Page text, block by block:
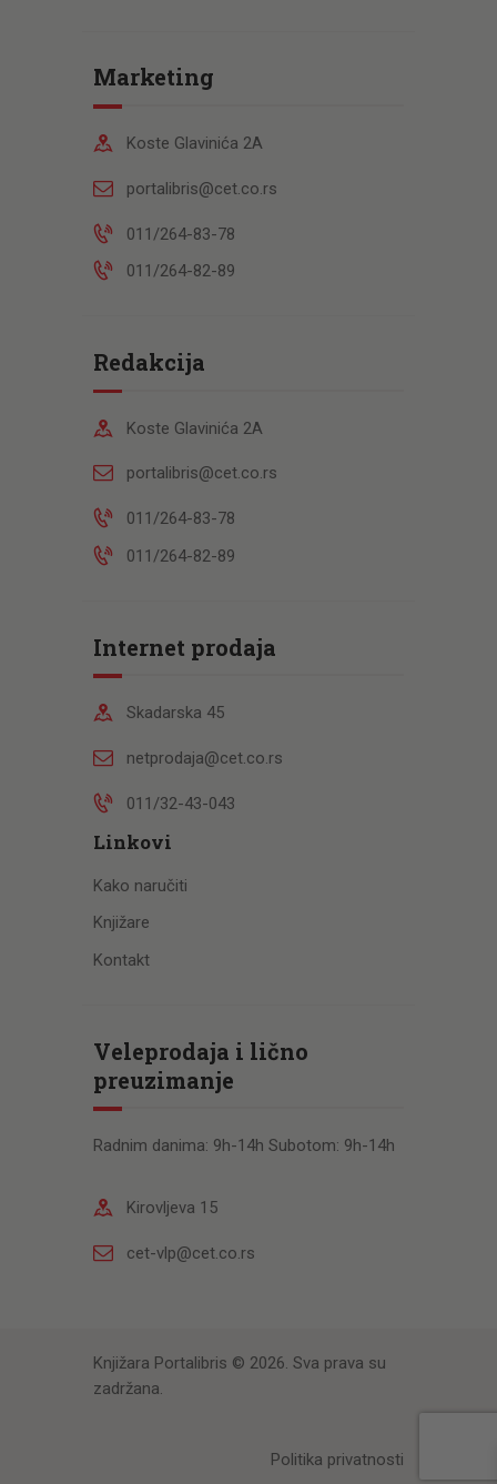
Marketing
Koste Glavinića 2A
portalibris@cet.co.rs
011/264-83-78
011/264-82-89
Redakcija
Koste Glavinića 2A
portalibris@cet.co.rs
011/264-83-78
011/264-82-89
Internet prodaja
Skadarska 45
netprodaja@cet.co.rs
011/32-43-043
Linkovi
Kako naručiti
Knjižare
Kontakt
Veleprodaja i lično
preuzimanje
Radnim danima: 9h-14h Subotom: 9h-14h
Kirovljeva 15
cet-vlp@cet.co.rs
Knjižara Portalibris © 2026. Sva prava su
zadržana.
Politika privatnosti